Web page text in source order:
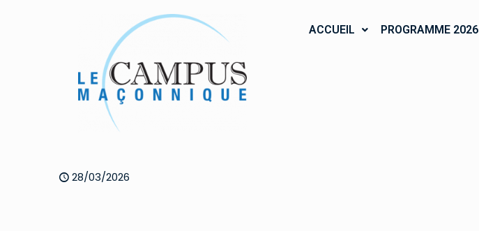
ACCUEIL PROGRAMME 2026
28/03/2026